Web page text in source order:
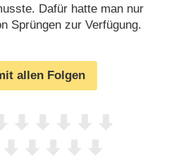
Dafür hatte man nur
Sprüngen zur Verfügung.
allen Folgen